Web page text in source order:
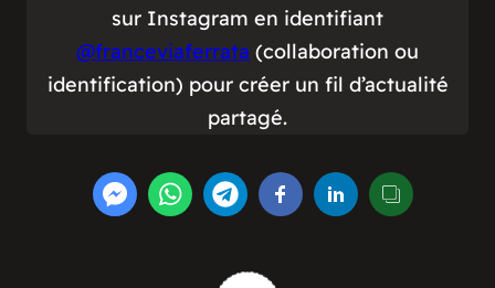
sur Instagram en identifiant
@franceviaferrata (collaboration ou
identification) pour créer un fil d’actualité
partagé.